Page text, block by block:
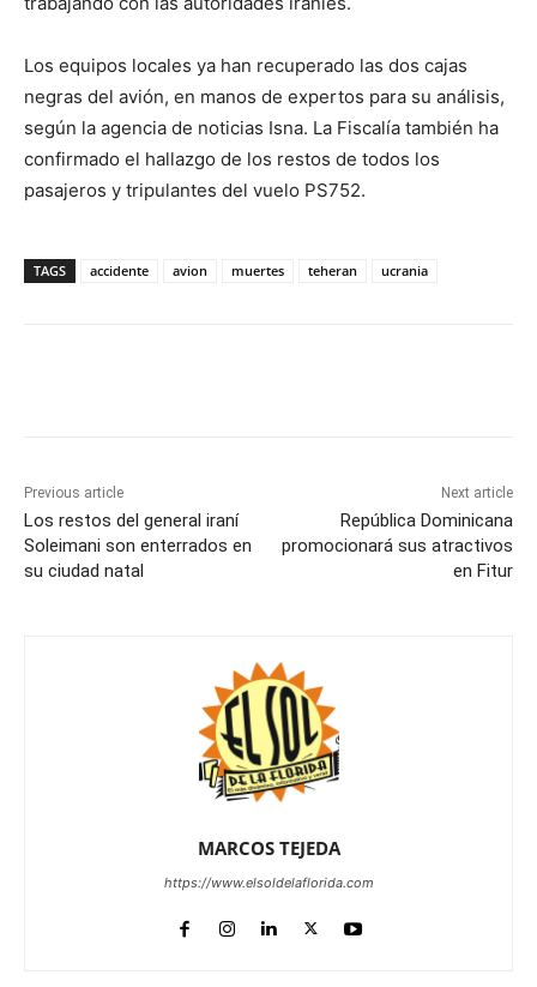
Los equipos locales ya han recuperado las dos cajas
negras del avión, en manos de expertos para su análisis,
según la agencia de noticias Isna. La Fiscalía también ha
confirmado el hallazgo de los restos de todos los
pasajeros y tripulantes del vuelo PS752.
TAGS accidente avion muertes teheran ucrania
Previous article
Los restos del general iraní
Soleimani son enterrados en
su ciudad natal
Next article
República Dominicana
promocionará sus atractivos
en Fitur
MARCOS TEJEDA
https://www.elsoldelaflorida.com